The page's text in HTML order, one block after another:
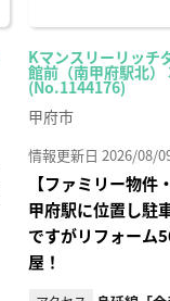
Kマンスリーリッチ
館前（南甲府駅北
(No.1144176)
甲府市
情報更新日 2026/08/
【ファミリー物
甲府駅に位置し駐
ですがリフォーム
屋！